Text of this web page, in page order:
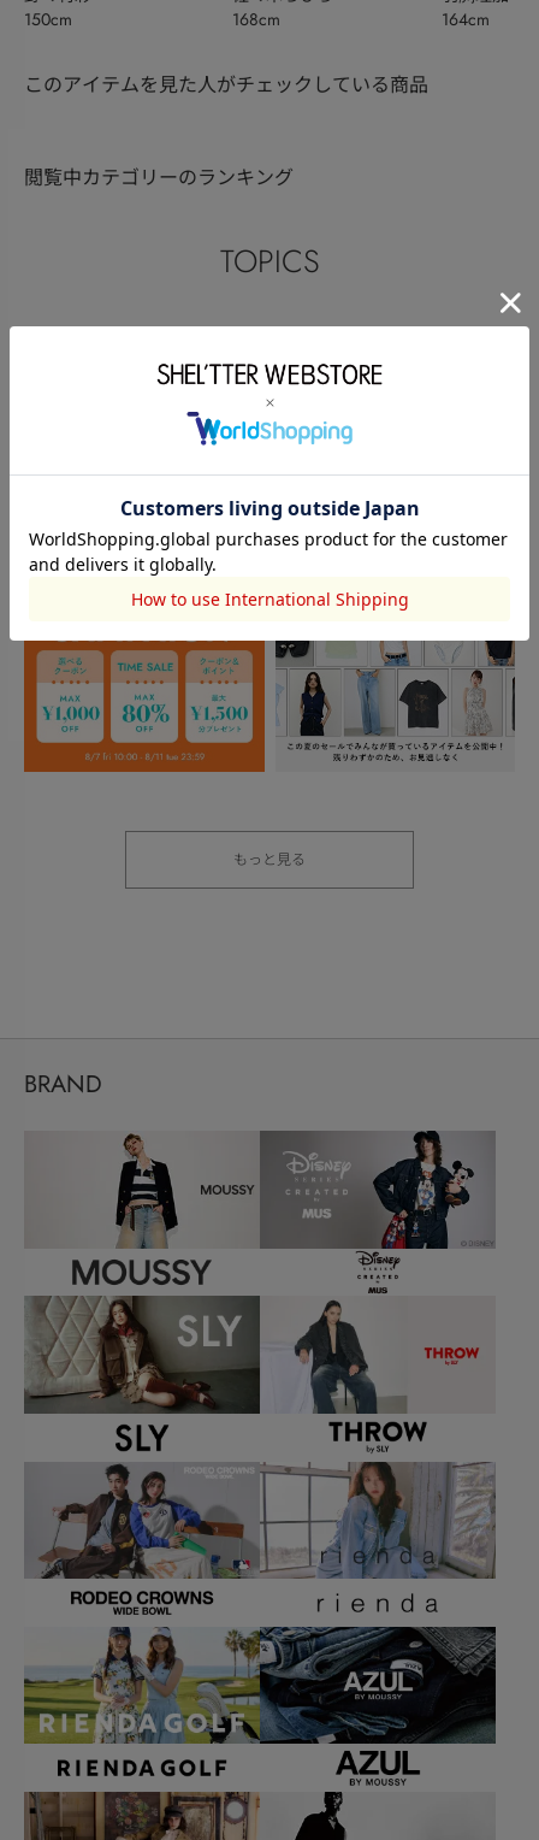
150cm
168cm
164cm
このアイテムを見た人がチェックしている商品
閲覧中カテゴリーのランキング
TOPICS
もっと見る
BRAND